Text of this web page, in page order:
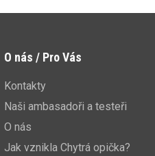
O nás / Pro Vás
Kontakty
Naši ambasadoři a testeři
O nás
Jak vznikla Chytrá opička?